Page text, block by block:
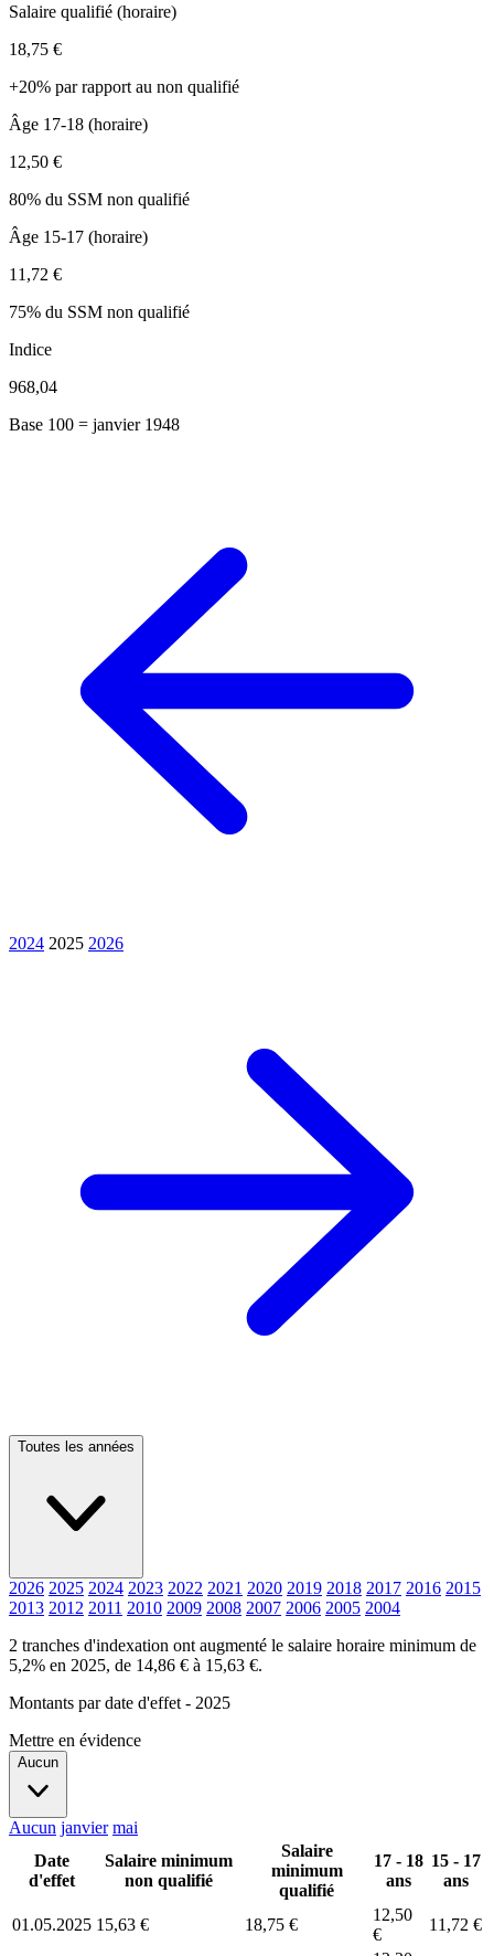
Salaire qualifié (horaire)
18,75 €
+20% par rapport au non qualifié
Âge 17-18 (horaire)
12,50 €
80% du SSM non qualifié
Âge 15-17 (horaire)
11,72 €
75% du SSM non qualifié
Indice
968,04
Base 100 = janvier 1948
2024 2025 2026
Toutes les années
2026 2025 2024 2023 2022 2021 2020 2019 2018 2017 2016 2015
2013 2012 2011 2010 2009 2008 2007 2006 2005 2004
2 tranches d'indexation ont augmenté le salaire horaire minimum de
5,2% en 2025, de 14,86 € à 15,63 €.
Montants par date d'effet - 2025
Mettre en évidence
Aucun
Aucun janvier mai
Date
d'effet
Salaire minimum
non qualifié
Salaire
minimum
qualifié
17 - 18
ans
15 - 17
ans
01.05.2025 15,63 € 18,75 €
12,50
€
11,72 €